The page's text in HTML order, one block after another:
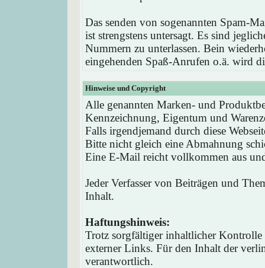
Das senden von sogenannten Spam-
ist strengstens untersagt. Es sind
Nummern zu unterlassen. Bein
eingehenden Spaß-Anrufen o.ä. wird
Hinweise und Copyright
Alle genannten Marken- und
Kennzeichnung, Eigentum und
Falls irgendjemand durch diese
Bitte nicht gleich eine Abmahnung
Eine E-Mail reicht vollkommen aus
Jeder Verfasser von Beiträgen und
Inhalt.
Haftungshinweis:
Trotz sorgfältiger inhaltlicher
externer Links. Für den Inhalt der
verantwortlich.